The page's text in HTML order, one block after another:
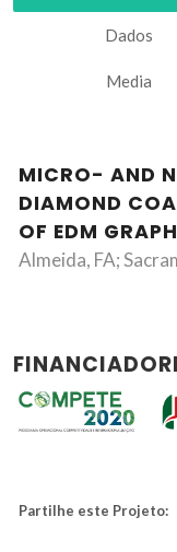
Dados
Media
MICRO- AND
DIAMOND
OF EDM
Almeida, FA;
Partilhe este Projeto: